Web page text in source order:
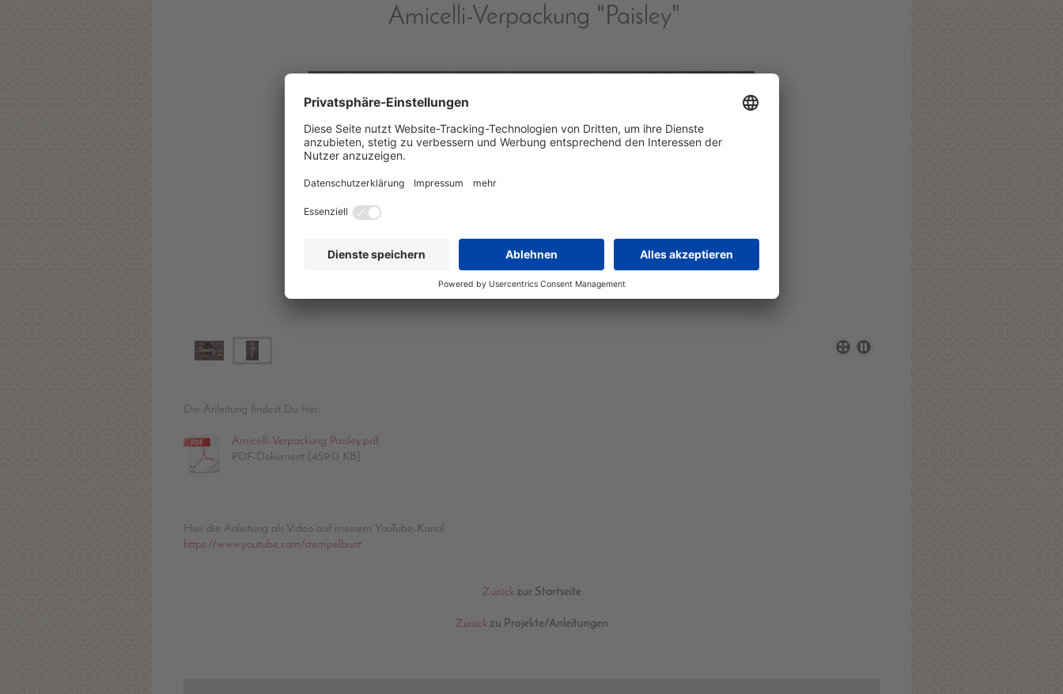
Amicelli-Verpackung "Paisley"
Die Anleitung findest Du hier:
Amicelli-Verpackung Paisley.pdf
PDF-Dokument [459.0 KB]
Hier die Anleitung als Video auf meinem YouTube-Kanal:
https://www.youtube.com/stempelbunt
Zurückzur Startseite
Zurückzu Projekte/Anleitungen